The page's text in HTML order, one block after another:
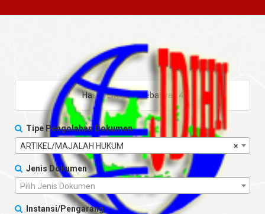
Hasil pencarian sebanyak 4
Tipe Pengolahan Dokumen
×
ARTIKEL/MAJALAH HUKUM
Jenis Dokumen
Pilih Jenis Dokumen
Instansi/Pengarang